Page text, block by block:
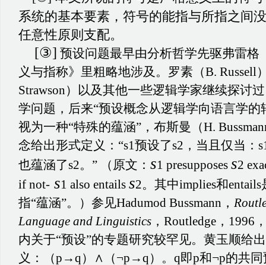
系统的基本要素，符号的能指与所指之间
任意性原则支配。
[③] 预设问题最早由分析哲学先驱弗雷格
义与指称》里粗略地涉及。罗素（B. Russell
Strawson）以及其他一些逻辑学家继续探讨
学问题，后来“预设概念从逻辑学向语言学的
视为一种“特殊的蕴涵”，布斯曼（H.
念给出形式定义：“s1预设了s2，当且仅当：
也蕴涵了s2。” （原文： s1 presupposes s2
if not- s1 also entails s2。其中implies和
指“蕴涵”。）参见Hadumod Bussmann，
Language and Linguistics ，Routledge，1996
内关于“预设”的专题研究较罕见。黄玉顺给
义：（p→q）∧（¬p→q）。q即p和¬p的共同